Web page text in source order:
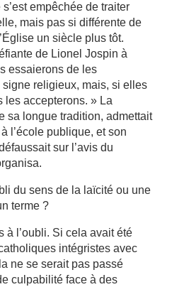
empêchée de traiter
mais pas si différente de
un siècle plus tôt.
de Lionel Jospin à
essaierons de les
signe religieux, mais, si elles
les accepterons. » La
sa longue tradition, admettait
l’école publique, et son
sur l’avis du
du sens de la laïcité ou une
terme ?
à l’oubli. Si cela avait été
intégristes avec
ne se serait pas passé
culpabilité face à des